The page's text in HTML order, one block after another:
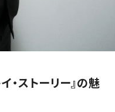
・ストーリー』の魅